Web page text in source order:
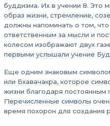
буддизма. Их в учении 8. Это
образ жизни, стремление,
должны напоминать о том,
ответственным за мысли и
колесом изображают двух
первыми услышали учение
Еще одним знаковым
или Бхавачакра, которое
жизни благодаря
Перечисленные символы
время похорон для создания